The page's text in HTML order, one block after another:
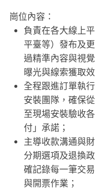
崗位內容：
負責在各大線上
平臺等）發布及
過精準內容與視
曝光與線索獲取效
全程跟進訂單執
安裝團隊，確保
至現場安裝驗收
付」承諾；
主導收款溝通與
分期選項及退換
確記錄每一筆交
與開票作業；